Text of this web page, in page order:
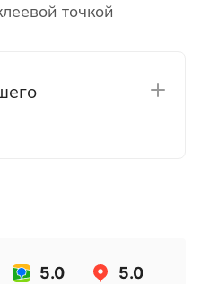
точкой
5.0 5.0